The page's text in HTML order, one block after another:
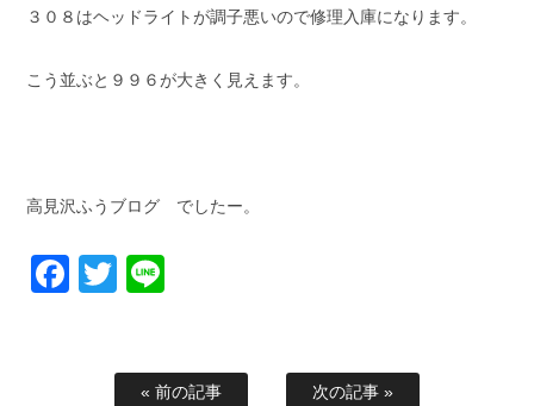
３０８はヘッドライトが調子悪いので修理入庫になります。
こう並ぶと９９６が大きく見えます。
高見沢ふうブログ でしたー。
Facebook
Twitter
« 前の記事 次の記事 »